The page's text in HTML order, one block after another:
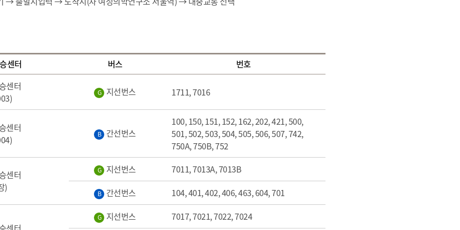
센터 버스
번호
센터
G 지선번스 1711, 7016
센터
B 간선번스
100, 150, 151, 152, 162, 202, 421, 500,
501, 502, 503, 504, 505, 506, 507, 742,
750A, 750B, 752
센터
)
G 지선번스 7011, 7013A, 7013B
B 간선번스 104, 401, 402, 406, 463, 604, 701
G 지선번스 7017, 7021, 7022, 7024